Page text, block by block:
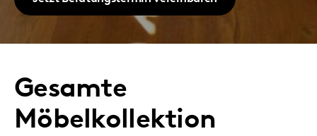
Gesamte
Möbelkollektion